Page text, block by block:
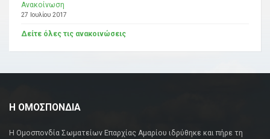
Ανακοίνωση
27 Ιουλίου 2017
Δείτε όλες τις ανακοινώσεις
Η ΟΜΟΣΠΟΝΔΙΑ
Η Ομοσπονδία Σωματείων Επαρχίας Αμαρίου ιδρύθηκε και πήρε τη